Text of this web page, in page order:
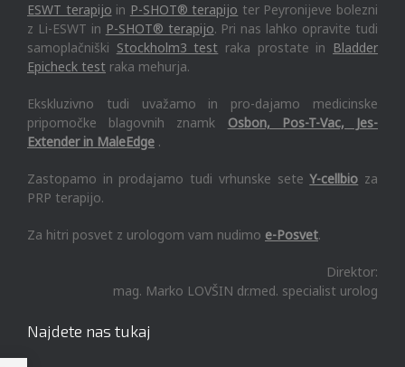
ESWT terapijo in P-SHOT® terapijo ter Peyronijeve bolezni
z Li-ESWT in P-SHOT® terapijo. Pri nas lahko opravite tudi
samoplačniški Stockholm3 test raka prostate in Bladder
Epicheck test raka mehurja.
Ekskluzivno tudi uvažamo in pro-dajamo medicinske
pripomočke blagovnih znamk Osbon, Pos-T-Vac, Jes-
Extender in MaleEdge .
Zastopamo in prodajamo tudi vrhunske seteY-cellbio za
PRP terapijo.
Za hitri posvet z urologom vam nudimo e-Posvet.
Direktor:
mag. Marko LOVŠIN dr.med. specialist urolog
Najdete nas tukaj